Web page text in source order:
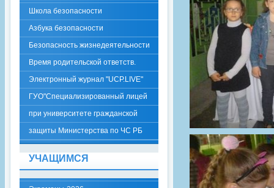
Школа безопасности
Азбука безопасности
Безопасность жизнедеятельности
Время родительской ответств.
Электронный журнал "UCP.LIVE"
ГУО"Специализированный лицей
при университете гражданской
защиты Министерства по ЧС РБ
УЧАЩИМСЯ